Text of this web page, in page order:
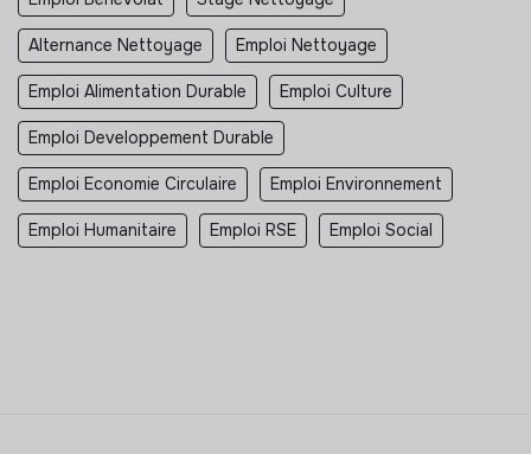
Alternance Nettoyage Emploi Nettoyage
Emploi Alimentation Durable Emploi Culture
Emploi Developpement Durable
Emploi Economie Circulaire Emploi Environnement
Emploi Humanitaire Emploi RSE Emploi Social